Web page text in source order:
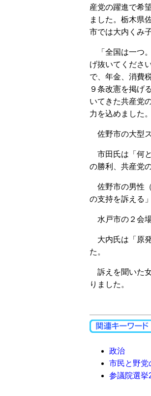
産党の躍進で希
ました。栃木県
市では大内くみ
「全国は一つ
げ抜いてくださ
で、年金、消費
９条改憲を掲げ
いてきた共産党
力を込めました。
佐野市の大型
市田氏は「何
の勝利、共産党
佐野市の男性
の支持を訴える
水戸市の２会
大内氏は「原
た。
訴えを聞いた
りました。
政治
市民と野党
参議院選挙